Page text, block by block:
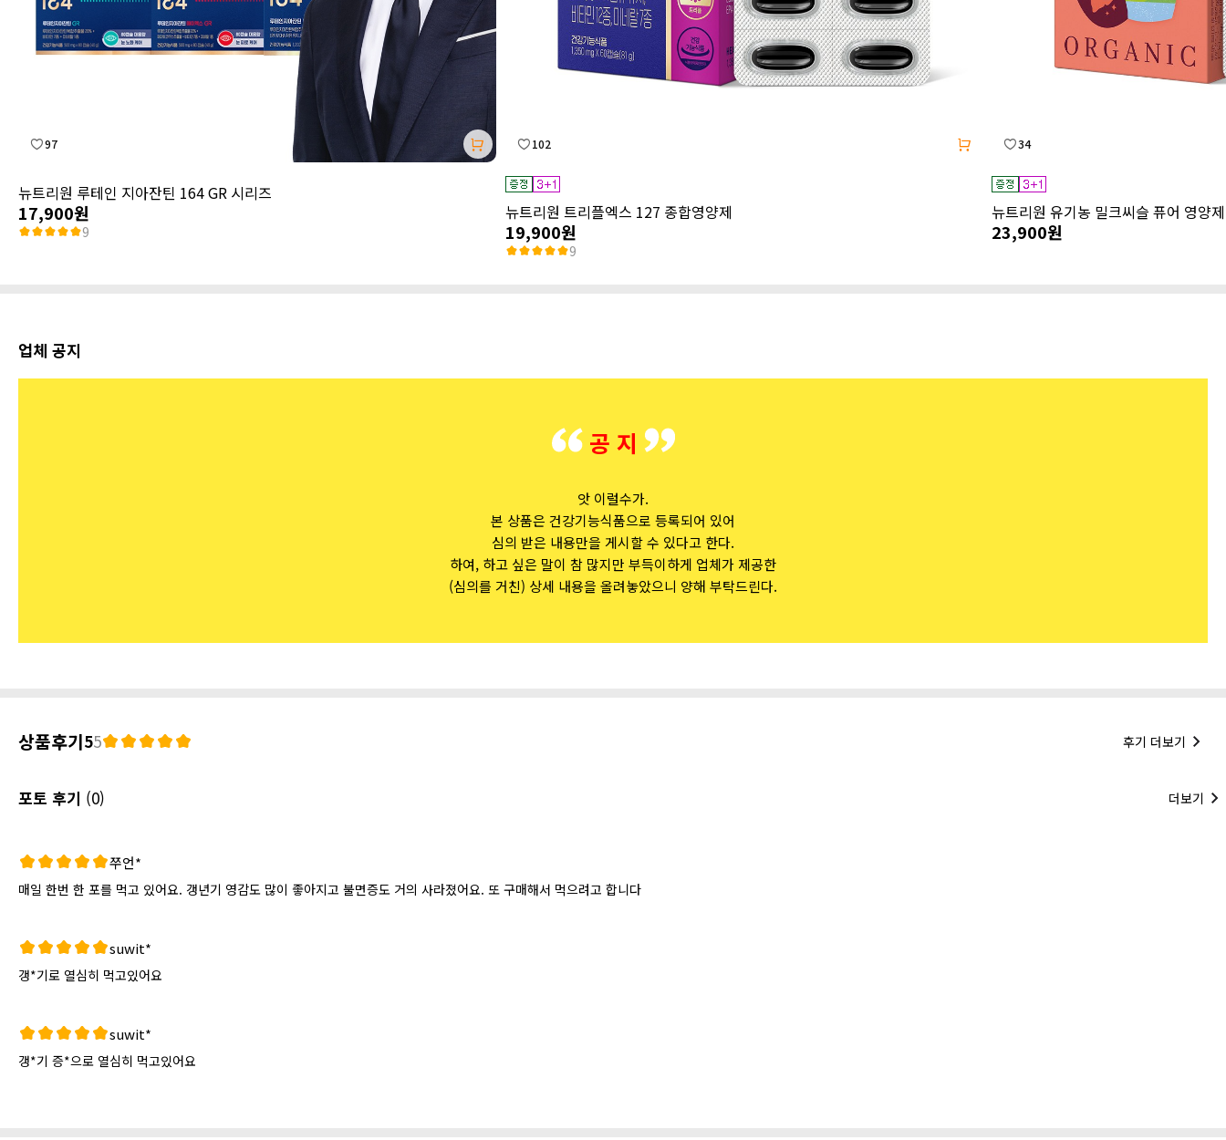
97
뉴트리원 루테인 지아잔틴 164 GR 시리즈
17,900원
9
102
뉴트리원 트리플엑스 127 종합영양제
19,900원
9
34
뉴트리원 유기농 밀크씨슬 퓨어 영양제
23,900원
업체 공지
공 지
앗 이럴수가.
본 상품은 건강기능식품으로 등록되어 있어
심의 받은 내용만을 게시할 수 있다고 한다.
하여, 하고 싶은 말이 참 많지만 부득이하게 업체가 제공한
(심의를 거친) 상세 내용을 올려놓았으니 양해 부탁드린다.
상품후기55 후기 더보기
포토 후기 (0) 더보기
쭈언*
매일 한번 한 포를 먹고 있어요. 갱년기 영감도 많이 좋아지고 불면증도 거의 사라졌어요. 또 구매해서 먹으려고 합니다
suwit*
갱*기로 열심히 먹고있어요
suwit*
갱*기 증*으로 열심히 먹고있어요